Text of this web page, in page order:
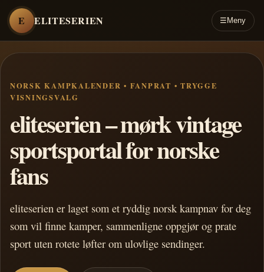
E ELITESERIEN ☰ Meny
NORSK KAMPKALENDER • FANPRAT • TRYGGE
VISNINGSVALG
eliteserien – mørk vintage
sportsportal for norske
fans
eliteserien er laget som et ryddig norsk kampnav for deg
som vil finne kamper, sammenligne oppgjør og prate
sport uten rotete løfter om ulovlige sendinger.